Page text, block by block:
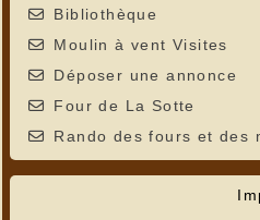
Bibliothèque
Moulin à vent Visites
Déposer une annonce
Four de La Sotte
Rando des fours et des